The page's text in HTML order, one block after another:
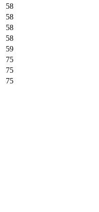
58
58
58
58
59
75
75
75